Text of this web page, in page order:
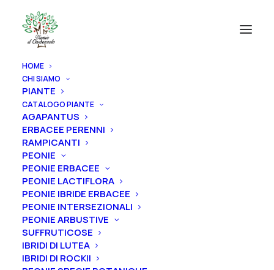
HOME
CHI SIAMO
PIANTE
CATALOGO PIANTE
AGAPANTUS
ERBACEE PERENNI
RAMPICANTI
PEONIE
PEONIE ERBACEE
PEONIE LACTIFLORA
PEONIE IBRIDE ERBACEE
PEONIE INTERSEZIONALI
PEONIE ARBUSTIVE
SUFFRUTICOSE
IBRIDI DI LUTEA
IBRIDI DI ROCKII